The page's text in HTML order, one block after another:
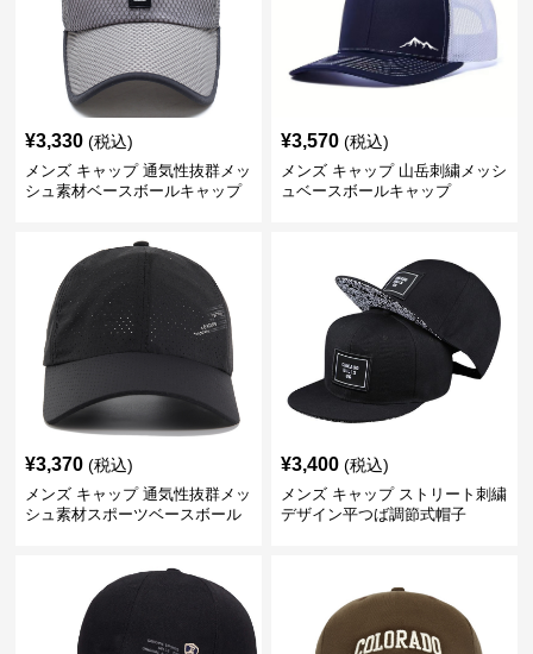
¥3,330 (税込)
メンズ キャップ 通気性抜群メッ
シュ素材ベースボールキャップ
¥3,570 (税込)
メンズ キャップ 山岳刺繍メッシ
ュベースボールキャップ
¥3,370 (税込)
メンズ キャップ 通気性抜群メッ
シュ素材スポーツベースボール
¥3,400 (税込)
メンズ キャップ ストリート刺繍
デザイン平つば調節式帽子